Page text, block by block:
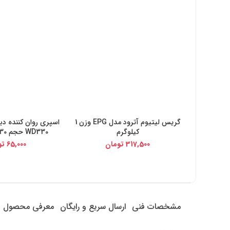
خرید از دیجی کالا
گریس لیتیوم آترود مدل EPG وزن 1
کیلوگرم
317,500 تومان
خرید از
WD330 حجم 330 میلی لیتر
65,000
مشخصات فنی ارسال سریع و رایگان معرفی محصول